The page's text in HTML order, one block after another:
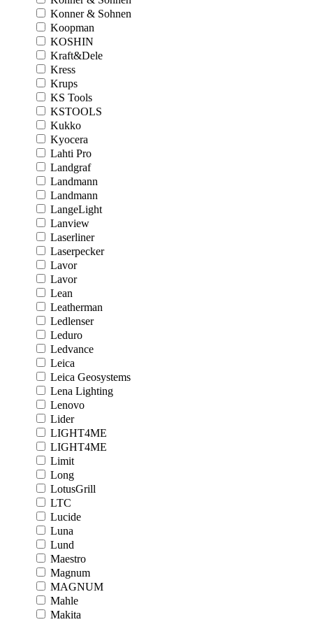
Konner & Sohnen
Koopman
KOSHIN
Kraft&Dele
Kress
Krups
KS Tools
KSTOOLS
Kukko
Kyocera
Lahti Pro
Landgraf
Landmann
Landmann
LangeLight
Lanview
Laserliner
Laserpecker
Lavor
Lavor
Lean
Leatherman
Ledlenser
Leduro
Ledvance
Leica
Leica Geosystems
Lena Lighting
Lenovo
Lider
LIGHT4ME
LIGHT4ME
Limit
Long
LotusGrill
LTC
Lucide
Luna
Lund
Maestro
Magnum
MAGNUM
Mahle
Makita